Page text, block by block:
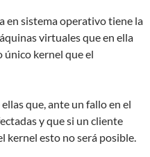
en sistema operativo tiene la
virtuales que en ella
único kernel que el
que, ante un fallo en el
y que si un cliente
kernel esto no será posible.